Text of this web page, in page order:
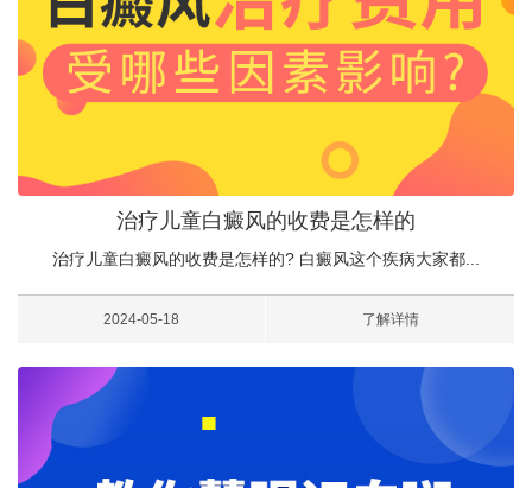
治疗儿童白癜风的收费是怎样的
治疗儿童白癜风的收费是怎样的? 白癜风这个疾病大家都...
2024-05-18 了解详情